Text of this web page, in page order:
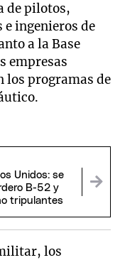
de pilotos,
e ingenieros de
a la Base
empresas
los programas de
Unidos: se
B-52 y
tripulantes
los